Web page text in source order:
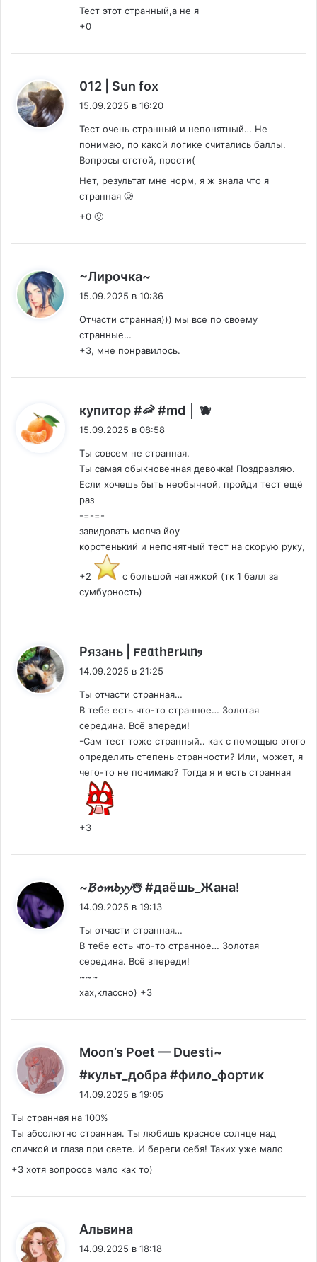
Тест этот странный,а не я
+0
012 | Sun fox
15.09.2025 в 16:20
Тест очень странный и непонятный… Не
понимаю, по какой логике считались баллы.
Вопросы отстой, прости(
Нет, результат мне норм, я ж знала что я
странная 🥲
+0 🙁
~Лирочка~
15.09.2025 в 10:36
Отчасти странная))) мы все по своему
странные…
+3, мне понравилось.
купитор #🦐 #md │ 🫐
15.09.2025 в 08:58
Ты совсем не странная.
Ты самая обыкновенная девочка! Поздравляю.
Если хочешь быть необычной, пройди тест ещё
раз
-=-=-
завидовать молча йоу
коротенький и непонятный тест на скорую руку,
+2
с большой натяжкой (тк 1 балл за
сумбурность)
Рязань | 𐔥ᥱᥲthᥱrᥕιᥒⳋ
14.09.2025 в 21:25
Ты отчасти странная…
В тебе есть что-то странное… Золотая
середина. Всё впереди!
-Сам тест тоже странный.. как с помощью этого
определить степень странности? Или, может, я
чего-то не понимаю? Тогда я и есть странная
+3
~𝓑𝓸𝓶𝓫𝔂𝔂☃️ #даëшь_Жана!
14.09.2025 в 19:13
Ты отчасти странная…
В тебе есть что-то странное… Золотая
середина. Всё впереди!
~~~
хах,классно) +3
Moon’s Poet — Duesti~
#культ_добра #фило_фортик
14.09.2025 в 19:05
Ты странная на 100%
Ты абсолютно странная. Ты любишь красное солнце над
спичкой и глаза при свете. И береги себя! Таких уже мало
+3 хотя вопросов мало как то)
Альвина
14.09.2025 в 18:18